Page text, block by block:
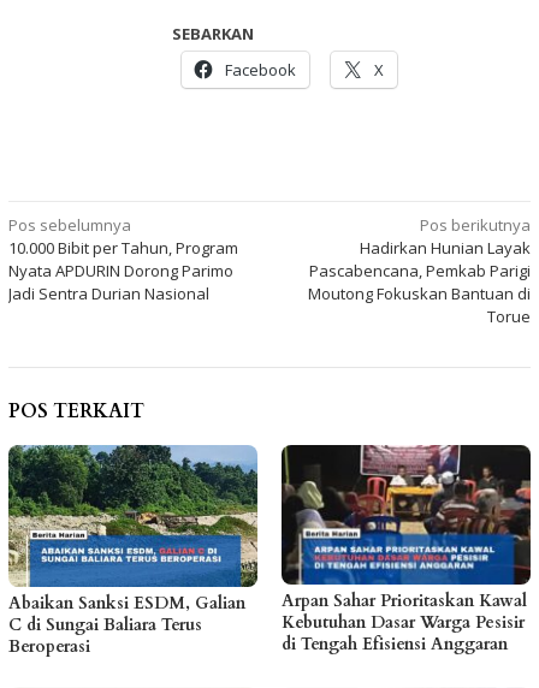
SEBARKAN
Facebook
X
Navigasi
pos
Pos sebelumnya
10.000 Bibit per Tahun, Program
Nyata APDURIN Dorong Parimo
Jadi Sentra Durian Nasional
Pos berikutnya
Hadirkan Hunian Layak
Pascabencana, Pemkab Parigi
Moutong Fokuskan Bantuan di
Torue
POS TERKAIT
Abaikan Sanksi ESDM, Galian
C di Sungai Baliara Terus
Beroperasi
Arpan Sahar Prioritaskan Kawal
Kebutuhan Dasar Warga Pesisir
di Tengah Efisiensi Anggaran